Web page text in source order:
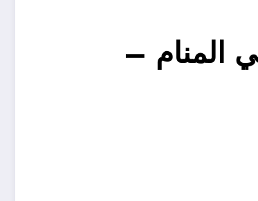
المنام –